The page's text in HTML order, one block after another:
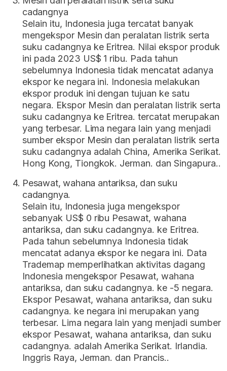
cadangnya
Selain itu, Indonesia juga tercatat banyak
mengekspor Mesin dan peralatan listrik serta
suku cadangnya ke Eritrea. Nilai ekspor produk
ini pada 2023 US$ 1 ribu. Pada tahun
sebelumnya Indonesia tidak mencatat adanya
ekspor ke negara ini. Indonesia melakukan
ekspor produk ini dengan tujuan ke satu
negara. Ekspor Mesin dan peralatan listrik serta
suku cadangnya ke Eritrea. tercatat merupakan
yang terbesar. Lima negara lain yang menjadi
sumber ekspor Mesin dan peralatan listrik serta
suku cadangnya adalah China, Amerika Serikat.
Hong Kong, Tiongkok. Jerman. dan Singapura..
Pesawat, wahana antariksa, dan suku
cadangnya.
Selain itu, Indonesia juga mengekspor
sebanyak US$ 0 ribu Pesawat, wahana
antariksa, dan suku cadangnya. ke Eritrea.
Pada tahun sebelumnya Indonesia tidak
mencatat adanya ekspor ke negara ini. Data
Trademap memperlihatkan aktivitas dagang
Indonesia mengekspor Pesawat, wahana
antariksa, dan suku cadangnya. ke -5 negara.
Ekspor Pesawat, wahana antariksa, dan suku
cadangnya. ke negara ini merupakan yang
terbesar. Lima negara lain yang menjadi sumber
ekspor Pesawat, wahana antariksa, dan suku
cadangnya. adalah Amerika Serikat. Irlandia.
Inggris Raya, Jerman. dan Prancis..